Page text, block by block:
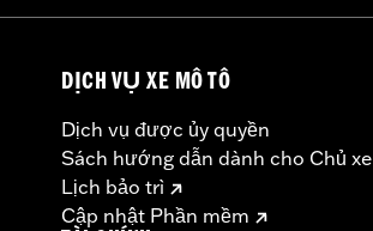
DỊCH VỤ XE MÔ TÔ
Dịch vụ được ủy quyền
Sách hướng dẫn dành cho Chủ xe
Lịch bảo trì
Cập nhật Phần mềm